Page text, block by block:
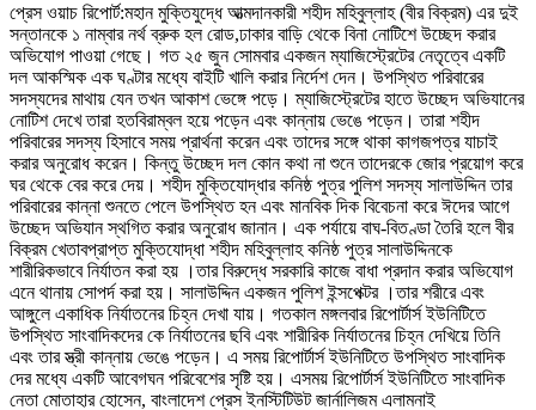
প্রেস ওয়াচ রিপোর্ট:মহান মুক্তিযুদ্ধে আত্মদানকারী শহীদ মহিবুল্লাহ (বীর বিক্রম) এর দুই
সন্তানকে ১ নাম্বার নর্থ ব্রুক হল রোড,ঢাকার বাড়ি থেকে বিনা নোটিশে উচ্ছেদ করার
অভিযোগ পাওয়া গেছে। গত ২৫ জুন সোমবার একজন ম্যাজিস্ট্রেটের নেতৃত্বে একটি
দল আকস্মিক এক ঘণ্টার মধ্যে বাইটি খালি করার নির্দেশ দেন। উপস্থিত পরিবারের
সদস্যদের মাথায় যেন তখন আকাশ ভেঙ্গে পড়ে। ম্যাজিস্ট্রেটের হাতে উচ্ছেদ অভিযানের
নোটিশ দেখে তারা হতবিরাম্বল হয়ে পড়েন এবং কান্নায় ভেঙে পড়েন। তারা শহীদ
পরিবারের সদস্য হিসাবে সময় প্রার্থনা করেন এবং তাদের সঙ্গে থাকা কাগজপত্র যাচাই
করার অনুরোধ করেন। কিন্তু উচ্ছেদ দল কোন কথা না শুনে তাদেরকে জোর প্রয়োগ করে
ঘর থেকে বের করে দেয়। শহীদ মুক্তিযোদ্ধার কনিষ্ঠ পুত্র পুলিশ সদস্য সালাউদ্দিন তার
পরিবারের কান্না শুনতে পেলে উপস্থিত হন এবং মানবিক দিক বিবেচনা করে ঈদের আগে
উচ্ছেদ অভিযান স্থগিত করার অনুরোধ জানান। এক পর্যায়ে বাঘ-বিতণ্ডা তৈরি হলে বীর
বিক্রম খেতাবপ্রাপ্ত মুক্তিযোদ্ধা শহীদ মহিবুল্লাহ কনিষ্ঠ পুত্র সালাউদ্দিনকে
শারীরিকভাবে নির্যাতন করা হয় ।তার বিরুদ্ধে সরকারি কাজে বাধা প্রদান করার অভিযোগ
এনে থানায় সোপর্দ করা হয়। সালাউদ্দিন একজন পুলিশ ইন্সপেক্টর ।তার শরীরে এবং
আঙ্গুলে একাধিক নির্যাতনের চিহ্ন দেখা যায়। গতকাল মঙ্গলবার রিপোর্টার্স ইউনিটিতে
উপস্থিত সাংবাদিকদের কে নির্যাতনের ছবি এবং শারীরিক নির্যাতনের চিহ্ন দেখিয়ে তিনি
এবং তার স্ত্রী কান্নায় ভেঙে পড়েন। এ সময় রিপোর্টার্স ইউনিটিতে উপস্থিত সাংবাদিক
দের মধ্যে একটি আবেগঘন পরিবেশের সৃষ্টি হয়। এসময় রিপোর্টার্স ইউনিটিতে সাংবাদিক
নেতা মোতাহার হোসেন, বাংলাদেশ প্রেস ইনস্টিটিউট জার্নালিজম এলামনাই